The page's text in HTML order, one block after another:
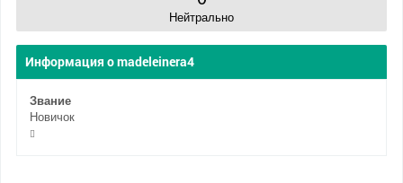
Нейтрально
Информация о madeleinera4
Звание
Новичок